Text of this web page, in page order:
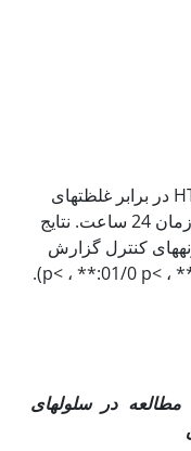
شکل 1: درصد بقای سلول های HT29 در برابر غلظت‫های
مختلف داروی اگزالی پلاتین در مدت زمان 24 ساعت. نتایج
به‫صورت درصد بقا در مقایسه با نمونه‫های کنترل گزارش
مطالعه در سلولهای